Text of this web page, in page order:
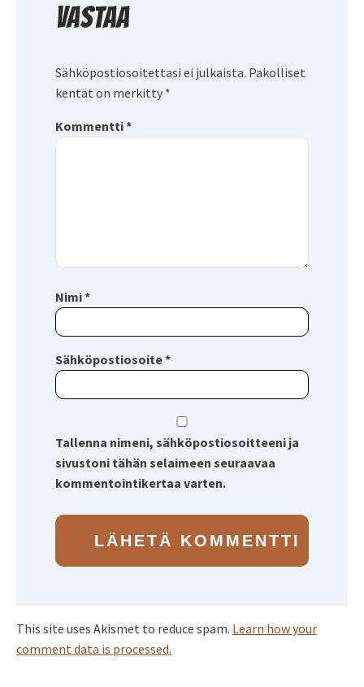
Vastaa
Sähköpostiosoitettasi ei julkaista. Pakolliset
kentät on merkitty *
Kommentti*
Nimi*
Sähköpostiosoite*
Tallenna nimeni, sähköpostiosoitteeni ja
sivustoni tähän selaimeen seuraavaa
kommentointikertaa varten.
This site uses Akismet to reduce spam. Learn how your
comment data is processed.